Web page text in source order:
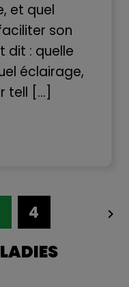
et quel
son
dit : quelle
éclairage,
[...]

4 